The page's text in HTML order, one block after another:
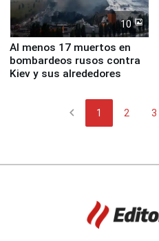
10
Al menos 17 muertos en
bombardeos rusos contra
Kiev y sus alrededores
chevron_left 1 2 3